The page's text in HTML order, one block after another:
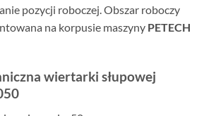
pozycji roboczej. Obszar roboczy
na korpusie maszyny PETECH
wiertarki słupowej